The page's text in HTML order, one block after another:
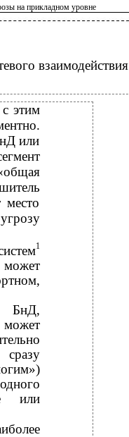
на прикладном уровне
взаимодействия
этим
или
1
может
БнД,
может
или